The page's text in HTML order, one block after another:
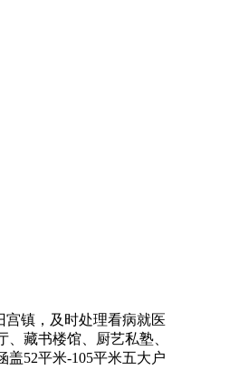
宫镇，及时处理看病就医
藏书楼馆、厨艺私塾、
52平米-105平米五大户